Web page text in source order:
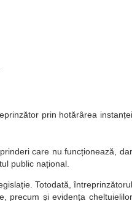
prin hotărârea instanței
care nu funcționează, dar
public național.
Totodată, întreprinzătorul
precum și evidența cheltuielilor